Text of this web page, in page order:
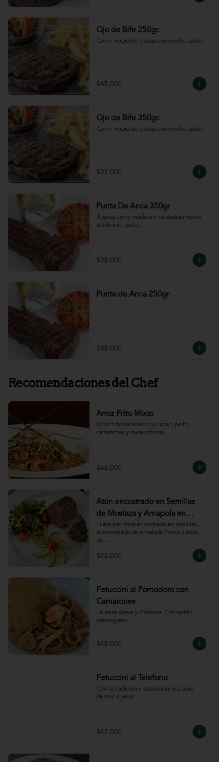
Ojo de Bife 250gr.
Carne magra de chatas con mucho sabor.
$65.000
Ojo de Bife 350gr.
Carne magra de chatas con mucho sabor.
$91.000
Punta De Anca 350gr
Jugosa carne madura y cuidadosamente
asada a su gusto.
$98.000
Punta de Anca 250gr.
$88.000
Recomendaciones del Chef
Arroz Frito Mixto
Arroz frito salteado con lomo, pollo,
camarones y raíces chinas.
$66.000
Atún encostrado en Semillas
de Mostaza y Amapola en
salsa de ajillo
Filete parrilada encostrado en semillas,
acompañado de ensalada fresca y salsa
de
$72.000
Fetuccini al Pomodoro con
Camarones
En salsa suave y cremosa. Con queso
parmegiano
$48.000
Fetuccini al Telefono
Con la tradicional salsa italiana a base
de tres quesos
$43.000